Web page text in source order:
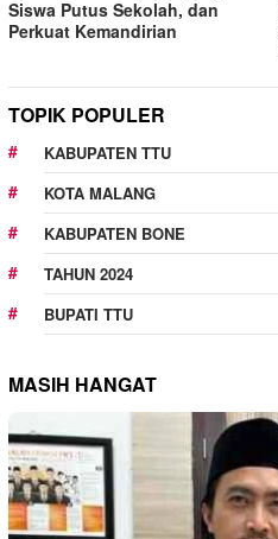
Siswa Putus Sekolah, dan
Perkuat Kemandirian
TOPIK POPULER
KABUPATEN TTU
KOTA MALANG
KABUPATEN BONE
TAHUN 2024
BUPATI TTU
MASIH HANGAT